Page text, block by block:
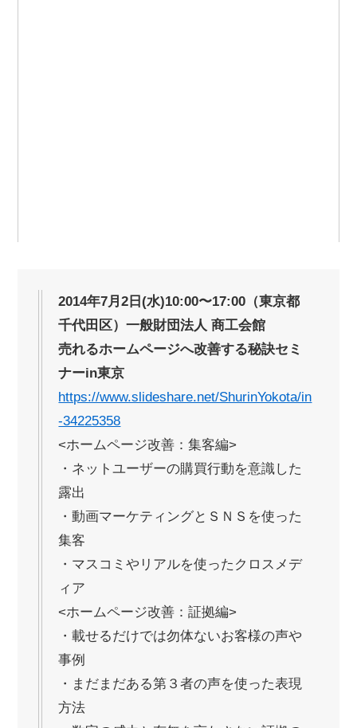
2014年7月2日(水)10:00〜17:00（東京都
千代田区）一般財団法人 商工会館
売れるホームページへ改善する秘訣セミ
ナーin東京
https://www.slideshare.net/ShurinYokota/in
-34225358
<ホームページ改善：集客編>
・ネットユーザーの購買行動を意識した
露出
・動画マーケティングとＳＮＳを使った
集客
・マスコミやリアルを使ったクロスメデ
ィア
<ホームページ改善：証拠編>
・載せるだけでは勿体ないお客様の声や
事例
・まだまだある第３者の声を使った表現
方法